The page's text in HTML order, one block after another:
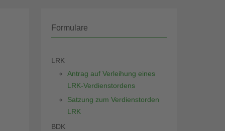
Formulare
LRK
Antrag auf Verleihung eines
LRK-Verdienstordens
Satzung zum Verdienstorden
LRK
BDK